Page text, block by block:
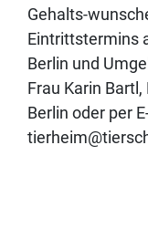
Gehalts-
Eintrittstermins
Berlin und
Frau Karin
Berlin oder per